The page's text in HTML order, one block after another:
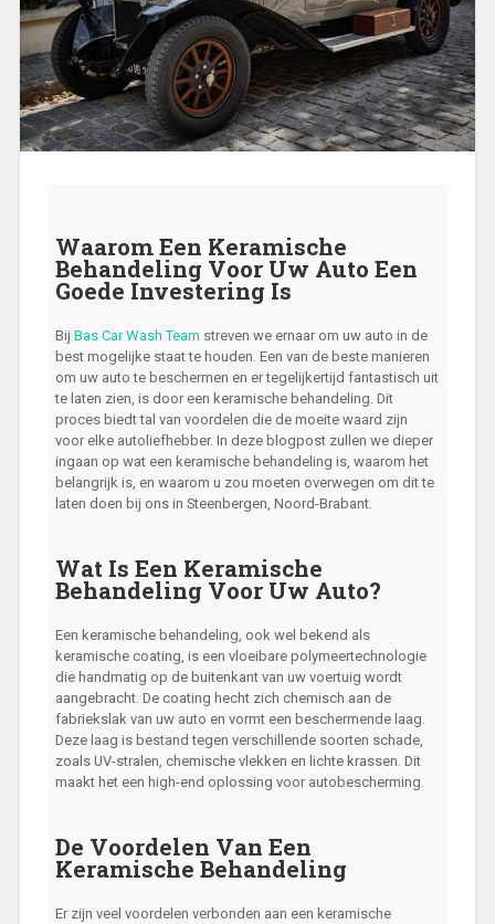
Waarom Een Keramische
Behandeling Voor Uw Auto Een
Goede Investering Is
Bij Bas Car Wash Team streven we ernaar om uw auto in de
best mogelijke staat te houden. Een van de beste manieren
om uw auto te beschermen en er tegelijkertijd fantastisch uit
te laten zien, is door een keramische behandeling. Dit
proces biedt tal van voordelen die de moeite waard zijn
voor elke autoliefhebber. In deze blogpost zullen we dieper
ingaan op wat een keramische behandeling is, waarom het
belangrijk is, en waarom u zou moeten overwegen om dit te
laten doen bij ons in Steenbergen, Noord-Brabant.
Wat Is Een Keramische
Behandeling Voor Uw Auto?
Een keramische behandeling, ook wel bekend als
keramische coating, is een vloeibare polymeertechnologie
die handmatig op de buitenkant van uw voertuig wordt
aangebracht. De coating hecht zich chemisch aan de
fabriekslak van uw auto en vormt een beschermende laag.
Deze laag is bestand tegen verschillende soorten schade,
zoals UV-stralen, chemische vlekken en lichte krassen. Dit
maakt het een high-end oplossing voor autobescherming.
De Voordelen Van Een
Keramische Behandeling
Er zijn veel voordelen verbonden aan een keramische